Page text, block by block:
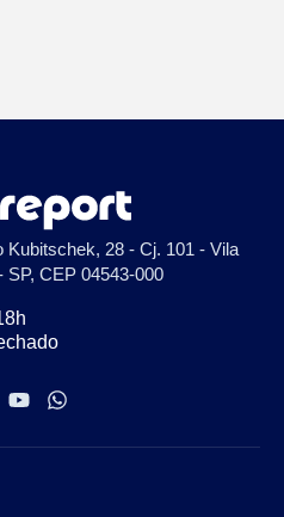
28 - Cj. 101 - Vila
SP, CEP 04543-000